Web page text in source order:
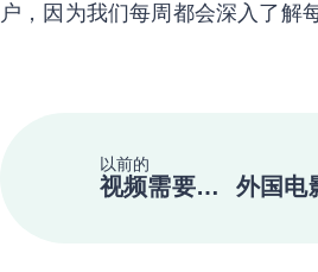
户，因为我们每周都会深入了解
以前的
视频需要字幕的 5 个原因